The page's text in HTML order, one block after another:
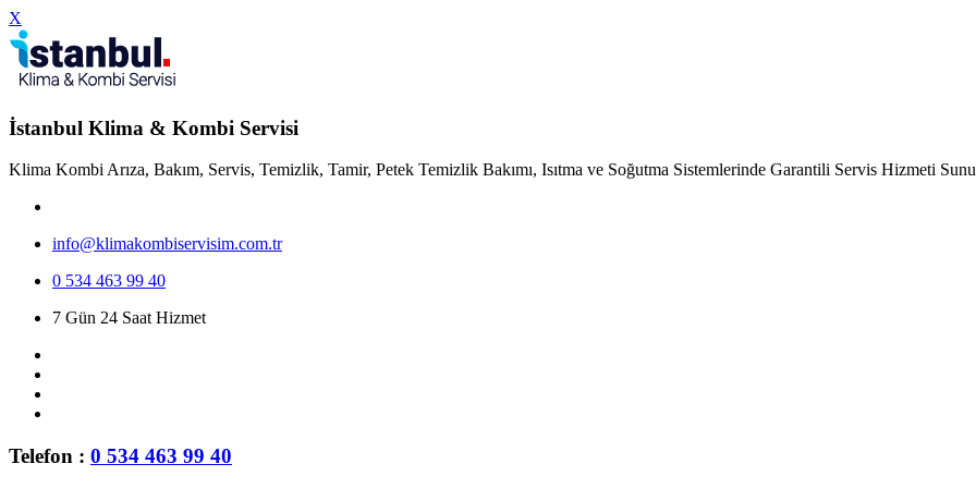
X
İstanbul Klima & Kombi Servisi
Klima Kombi Arıza, Bakım, Servis, Temizlik, Tamir, Petek Temizlik Bakımı, Isıtma ve Soğutma Sistemlerinde Garantili Servis Hizmeti
info@klimakombiservisim.com.tr
0 534 463 99 40
7 Gün 24 Saat Hizmet
Telefon : 0 534 463 99 40